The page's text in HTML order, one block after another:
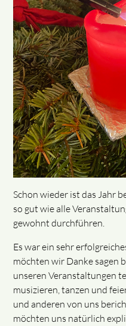
Schon wieder ist das Jahr
so gut wie alle
gewohnt durchführen.
Es war ein sehr
möchten wir Danke sagen
unseren Veranstaltungen
musizieren, tanzen und
und anderen von uns
möchten uns natürlich